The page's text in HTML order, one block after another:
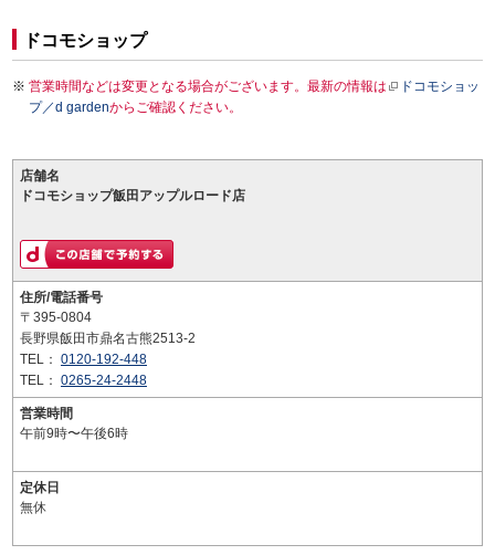
ドコモショップ
営業時間などは変更となる場合がございます。最新の情報は
ドコモショッ
プ／d gardenからご確認ください。
店舗名
ドコモショップ飯田アップルロード店
住所/電話番号
〒395-0804
長野県飯田市鼎名古熊2513-2
TEL： 0120-192-448
TEL： 0265-24-2448
営業時間
午前9時〜午後6時
定休日
無休